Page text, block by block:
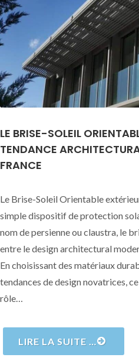
LE BRISE-SOLEIL
TENDANCE
FRANCE
Le Brise-Soleil Orientable
simple dispositif de protection
nom de persienne ou claustra, le
entre le design architectural
En choisissant des matériaux
tendances de design novatrices,
rôle…
LIRE LA SUITE …